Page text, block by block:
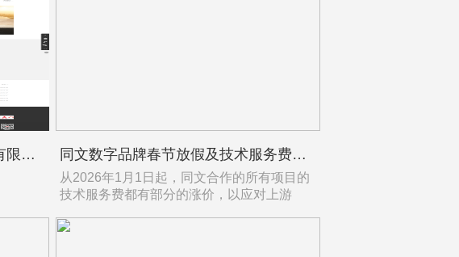
同文数字品牌签约长沙明照实业有限公司 同文数字品牌春节放假及技术服务费涨价通知
从2026年1月1日起，同文合作的所有项目的
技术服务费都有部分的涨价，以应对上游